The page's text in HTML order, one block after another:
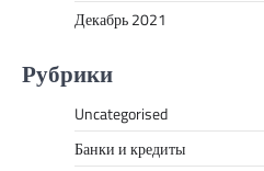
Декабрь 2021
Рубрики
Uncategorised
Банки и кредиты